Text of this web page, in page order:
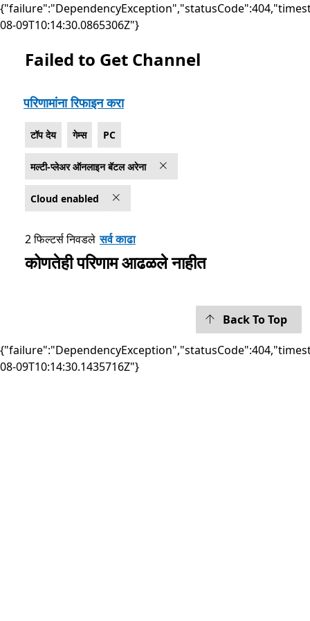
08-09T10:14:30.0865306Z"}
सूची Microsoft.com
Failed to Get Channel
परिणामांना रिफाइन करा
टॉप देय गेम्स PC
मल्टी-प्लेअर ऑनलाइन बॅटल अरेना
Cloud enabled
2 फिल्टर्स निवडले सर्व काढा
कोणतेही परिणाम आढळले नाहीत
Back To Top
08-09T10:14:30.1435716Z"}